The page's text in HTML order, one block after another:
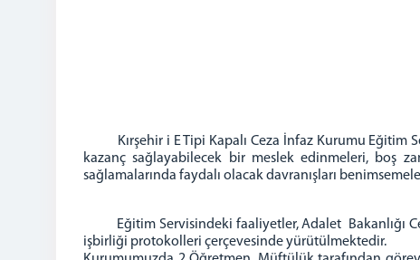
Kırşehir i E Tipi Kapalı Ceza İnfaz Kurumu Eğitim
kazanç sağlayabilecek bir meslek edinmeleri, boş
sağlamalarında faydalı olacak davranışları
Eğitim Servisindeki faaliyetler, Adalet Bakanlığı
işbirliği protokolleri çerçevesinde yürütülmektedir.